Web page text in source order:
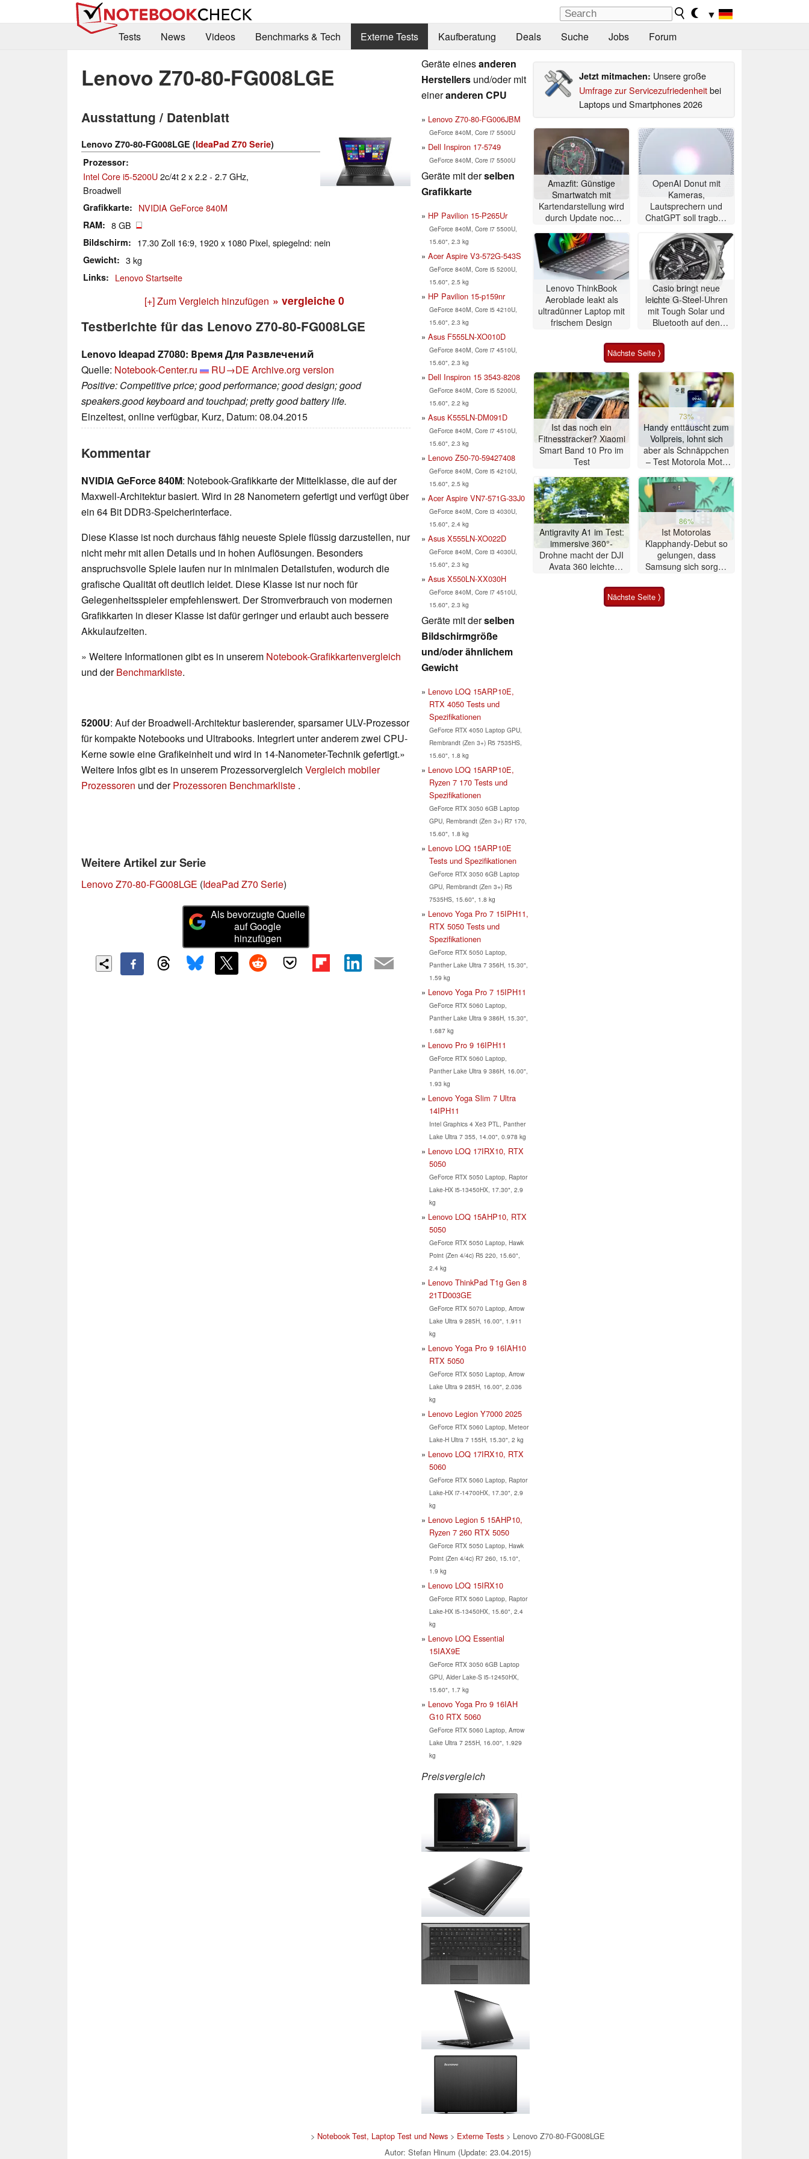
▼
Tests
News Videos Benchmarks & Tech Externe Tests Kaufberatung Deals Suche Jobs Forum
Lenovo Z70-80-FG008LGE
Ausstattung / Datenblatt
Lenovo Z70-80-FG008LGE (IdeaPad Z70 Serie)
Prozessor
Intel Core i5-5200U2c/4t 2 x 2.2 - 2.7 GHz,
Broadwell
Grafikkarte NVIDIA GeForce 840M
RAM 8 GB
Bildschirm 17.30 Zoll 16:9, 1920 x 1080 Pixel, spiegelnd: nein
Gewicht 3 kg
Links Lenovo Startseite
[+] Zum Vergleich hinzufügen » vergleiche 0
Testberichte für das Lenovo Z70-80-FG008LGE
Lenovo Ideapad Z7080: Время Для Развлечений
Quelle: Notebook-Center.ru RU→DE Archive.org version
Positive: Competitive price; good performance; good design; good
speakers.good keyboard and touchpad; pretty good battery life.
Einzeltest, online verfügbar, Kurz, Datum: 08.04.2015
Kommentar
NVIDIA GeForce 840M: Notebook-Grafikkarte der Mittelklasse, die auf der
Maxwell-Architektur basiert. Wird in 28 Nanometern gefertigt und verfügt über
ein 64 Bit DDR3-Speicherinterface.
Diese Klasse ist noch durchaus fähig neueste Spiele flüssig darzustellen, nur
nicht mehr mit allen Details und in hohen Auflösungen. Besonders
anspruchsvolle Spiele laufen nur in minimalen Detailstufen, wodurch die
grafische Qualität oft deutlich leidet. Diese Klasse ist nur noch für
Gelegenheitsspieler empfehlenswert. Der Stromverbrauch von modernen
Grafikkarten in dieser Klasse ist dafür geringer und erlaubt auch bessere
Akkulaufzeiten.
» Weitere Informationen gibt es in unserem Notebook-Grafikkartenvergleich
und derBenchmarkliste.
5200U: Auf der Broadwell-Architektur basierender, sparsamer ULV-Prozessor
für kompakte Notebooks und Ultrabooks. Integriert unter anderem zwei CPU-
Kerne sowie eine Grafikeinheit und wird in 14-Nanometer-Technik gefertigt.»
Weitere Infos gibt es in unserem Prozessorvergleich Vergleich mobiler
Prozessoren und derProzessoren Benchmarkliste .
Weitere Artikel zur Serie
Lenovo Z70-80-FG008LGE (IdeaPad Z70 Serie)
Als bevorzugte Quelle
auf Google
hinzufügen
Geräte einesanderen
Herstellers und/oder mit
eineranderen CPU
Lenovo Z70-80-FG006JBM
GeForce 840M, Core i7 5500U
Dell Inspiron 17-5749
GeForce 840M, Core i7 5500U
Geräte mit derselben
Grafikkarte
HP Pavilion 15-P265Ur
GeForce 840M, Core i7 5500U,
15.60", 2.3 kg
Acer Aspire V3-572G-543S
GeForce 840M, Core i5 5200U,
15.60", 2.5 kg
HP Pavilion 15-p159nr
GeForce 840M, Core i5 4210U,
15.60", 2.3 kg
Asus F555LN-XO010D
GeForce 840M, Core i7 4510U,
15.60", 2.3 kg
Dell Inspiron 15 3543-8208
GeForce 840M, Core i5 5200U,
15.60", 2.2 kg
Asus K555LN-DM091D
GeForce 840M, Core i7 4510U,
15.60", 2.3 kg
Lenovo Z50-70-59427408
GeForce 840M, Core i5 4210U,
15.60", 2.5 kg
Acer Aspire VN7-571G-33J0
GeForce 840M, Core i3 4030U,
15.60", 2.4 kg
Asus X555LN-XO022D
GeForce 840M, Core i3 4030U,
15.60", 2.3 kg
Asus X550LN-XX030H
GeForce 840M, Core i7 4510U,
15.60", 2.3 kg
Geräte mit derselben
Bildschirmgröße
und/oder ähnlichem
Gewicht
Lenovo LOQ 15ARP10E,
RTX 4050 Tests und
Spezifikationen
GeForce RTX 4050 Laptop GPU,
Rembrandt (Zen 3+) R5 7535HS,
15.60", 1.8 kg
Lenovo LOQ 15ARP10E,
Ryzen 7 170 Tests und
Spezifikationen
GeForce RTX 3050 6GB Laptop
GPU, Rembrandt (Zen 3+) R7 170,
15.60", 1.8 kg
Lenovo LOQ 15ARP10E
Tests und Spezifikationen
GeForce RTX 3050 6GB Laptop
GPU, Rembrandt (Zen 3+) R5
7535HS, 15.60", 1.8 kg
Lenovo Yoga Pro 7 15IPH11,
RTX 5050 Tests und
Spezifikationen
GeForce RTX 5050 Laptop,
Panther Lake Ultra 7 356H, 15.30",
1.59 kg
Lenovo Yoga Pro 7 15IPH11
GeForce RTX 5060 Laptop,
Panther Lake Ultra 9 386H, 15.30",
1.687 kg
Lenovo Pro 9 16IPH11
GeForce RTX 5060 Laptop,
Panther Lake Ultra 9 386H, 16.00",
1.93 kg
Lenovo Yoga Slim 7 Ultra
14IPH11
Intel Graphics 4 Xe3 PTL, Panther
Lake Ultra 7 355, 14.00", 0.978 kg
Lenovo LOQ 17IRX10, RTX
5050
GeForce RTX 5050 Laptop, Raptor
Lake-HX i5-13450HX, 17.30", 2.9
kg
Lenovo LOQ 15AHP10, RTX
5050
GeForce RTX 5050 Laptop, Hawk
Point (Zen 4/4c) R5 220, 15.60",
2.4 kg
Lenovo ThinkPad T1g Gen 8
21TD003GE
GeForce RTX 5070 Laptop, Arrow
Lake Ultra 9 285H, 16.00", 1.911
kg
Lenovo Yoga Pro 9 16IAH10
RTX 5050
GeForce RTX 5050 Laptop, Arrow
Lake Ultra 9 285H, 16.00", 2.036
kg
Lenovo Legion Y7000 2025
GeForce RTX 5060 Laptop, Meteor
Lake-H Ultra 7 155H, 15.30", 2 kg
Lenovo LOQ 17IRX10, RTX
5060
GeForce RTX 5060 Laptop, Raptor
Lake-HX i7-14700HX, 17.30", 2.9
kg
Lenovo Legion 5 15AHP10,
Ryzen 7 260 RTX 5050
GeForce RTX 5050 Laptop, Hawk
Point (Zen 4/4c) R7 260, 15.10",
1.9 kg
Lenovo LOQ 15IRX10
GeForce RTX 5060 Laptop, Raptor
Lake-HX i5-13450HX, 15.60", 2.4
kg
Lenovo LOQ Essential
15IAX9E
GeForce RTX 3050 6GB Laptop
GPU, Alder Lake-S i5-12450HX,
15.60", 1.7 kg
Lenovo Yoga Pro 9 16IAH
G10 RTX 5060
GeForce RTX 5060 Laptop, Arrow
Lake Ultra 7 255H, 16.00", 1.929
kg
Preisvergleich
Jetzt mitmachen: Unsere große
Umfrage zur Servicezufriedenheitbei
Laptops und Smartphones 2026
Amazfit: Günstige
Smartwatch mit
Kartendarstellung wird
durch Update noch
OpenAI Donut mit
Kameras,
Lautsprechern und
ChatGPT soll tragbar,
Lenovo ThinkBook
Aeroblade leakt als
ultradünner Laptop mit
frischem Design
Casio bringt neue
leichte G-Steel-Uhren
mit Tough Solar und
Bluetooth auf den
Nächste Seite ⟩
Ist das noch ein
Fitnesstracker? Xiaomi
Smart Band 10 Pro im
Test
73%
Handy enttäuscht zum
Vollpreis, lohnt sich
aber als Schnäppchen
– Test Motorola Moto
Antigravity A1 im Test:
immersive 360°-
Drohne macht der DJI
Avata 360 leichte
86%
Ist Motorolas
Klapphandy-Debut so
gelungen, dass
Samsung sich sorgen
Smartphone im Test
Nächste Seite ⟩
> Notebook Test, Laptop Test und News> Externe Tests> Lenovo Z70-80-FG008LGE
Autor: Stefan Hinum (Update: 23.04.2015)